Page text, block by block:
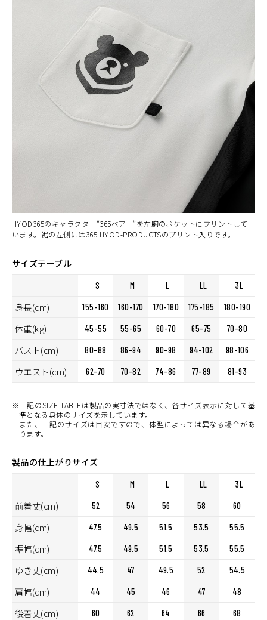
HYOD365のキャラクター“365ベアー”を左胸のポケットにプリントして
います。裾の左側には365 HYOD-PRODUCTSのプリント入りです。
サイズテーブル
S M L LL 3L
身長(cm) 155-160 160-170 170-180 175-185 180-190
体重(kg) 45-55 55-65 60-70 65-75 70-80
バスト(cm) 80-88 86-94 90-98 94-102 98-106
ウエスト(cm) 62-70 70-82 74-86 77-89 81-93
※上記のSIZE TABLEは製品の実寸法ではなく、各サイズ表示に対して基
準となる身体のサイズを示しています。
また、上記のサイズは目安ですので、体型によっては異なる場合があ
ります。
製品の仕上がりサイズ
S M L LL 3L
前着丈(cm) 52 54 56 58 60
身幅(cm) 47.5 49.5 51.5 53.5 55.5
裾幅(cm) 47.5 49.5 51.5 53.5 55.5
ゆき丈(cm) 44.5 47 49.5 52 54.5
肩幅(cm) 44 45 46 47 48
後着丈(cm) 60 62 64 66 68
カラー・サイズ選択